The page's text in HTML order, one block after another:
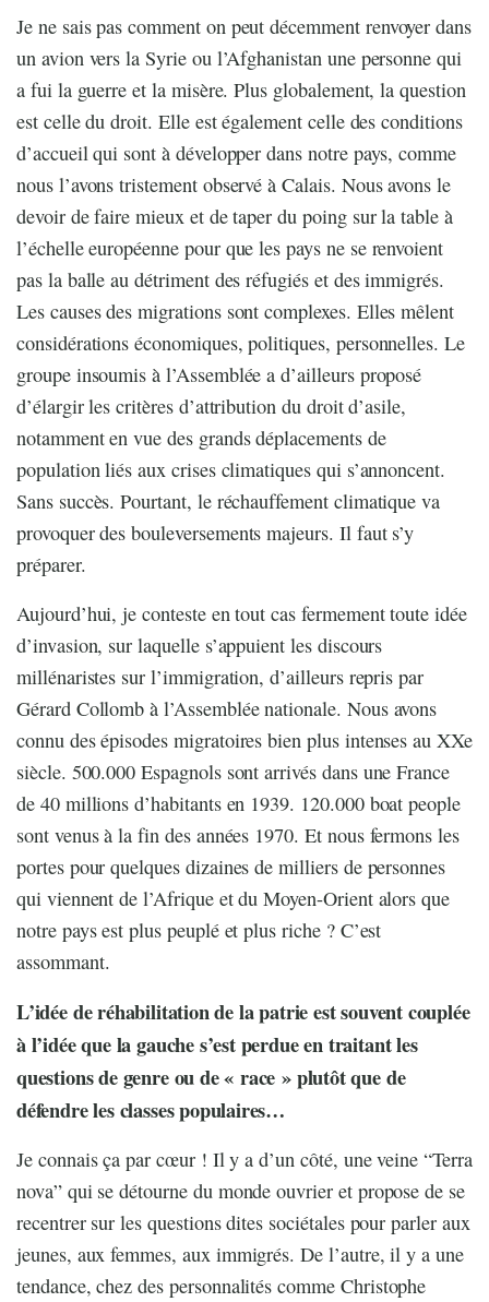
Je ne sais pas comment on peut décemment renvoyer dans
un avion vers la Syrie ou l’Afghanistan une personne qui
a fui la guerre et la misère. Plus globalement, la question
est celle du droit. Elle est également celle des conditions
d’accueil qui sont à développer dans notre pays, comme
nous l’avons tristement observé à Calais. Nous avons le
devoir de faire mieux et de taper du poing sur la table à
l’échelle européenne pour que les pays ne se renvoient
pas la balle au détriment des réfugiés et des immigrés.
Les causes des migrations sont complexes. Elles mêlent
considérations économiques, politiques, personnelles. Le
groupe insoumis à l’Assemblée a d’ailleurs proposé
d’élargir les critères d’attribution du droit d’asile,
notamment en vue des grands déplacements de
population liés aux crises climatiques qui s’annoncent.
Sans succès. Pourtant, le réchauffement climatique va
provoquer des bouleversements majeurs. Il faut s’y
préparer.
Aujourd’hui, je conteste en tout cas fermement toute idée
d’invasion, sur laquelle s’appuient les discours
millénaristes sur l’immigration, d’ailleurs repris par
Gérard Collomb à l’Assemblée nationale. Nous avons
connu des épisodes migratoires bien plus intenses au XXe
siècle. 500.000 Espagnols sont arrivés dans une France
de 40 millions d’habitants en 1939. 120.000 boat people
sont venus à la fin des années 1970. Et nous fermons les
portes pour quelques dizaines de milliers de personnes
qui viennent de l’Afrique et du Moyen-Orient alors que
notre pays est plus peuplé et plus riche ? C’est
assommant.
L’idée de réhabilitation de la patrie est souvent couplée
à l’idée que la gauche s’est perdue en traitant les
questions de genre ou de « race » plutôt que de
défendre les classes populaires…
Je connais ça par cœur ! Il y a d’un côté, une veine “Terra
nova” qui se détourne du monde ouvrier et propose de se
recentrer sur les questions dites sociétales pour parler aux
jeunes, aux femmes, aux immigrés. De l’autre, il y a une
tendance, chez des personnalités comme Christophe